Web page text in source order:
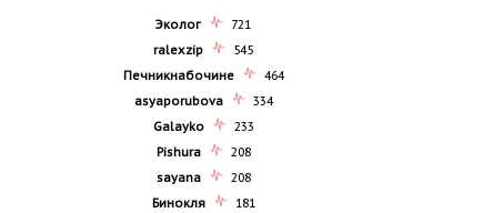
Эколог
721
ralexzip
545
Печникнабочине
464
asyaporubova
334
Galayko
233
Pishura
208
sayana
208
Бинокля
181